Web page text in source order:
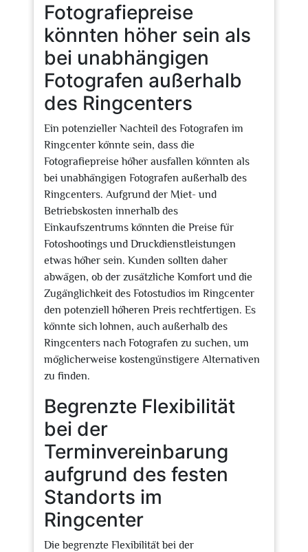
Fotografiepreise
könnten höher sein als
bei unabhängigen
Fotografen außerhalb
des Ringcenters
Ein potenzieller Nachteil des Fotografen im
Ringcenter könnte sein, dass die
Fotografiepreise höher ausfallen könnten als
bei unabhängigen Fotografen außerhalb des
Ringcenters. Aufgrund der Miet- und
Betriebskosten innerhalb des
Einkaufszentrums könnten die Preise für
Fotoshootings und Druckdienstleistungen
etwas höher sein. Kunden sollten daher
abwägen, ob der zusätzliche Komfort und die
Zugänglichkeit des Fotostudios im Ringcenter
den potenziell höheren Preis rechtfertigen. Es
könnte sich lohnen, auch außerhalb des
Ringcenters nach Fotografen zu suchen, um
möglicherweise kostengünstigere Alternativen
zu finden.
Begrenzte Flexibilität
bei der
Terminvereinbarung
aufgrund des festen
Standorts im
Ringcenter
Die begrenzte Flexibilität bei der